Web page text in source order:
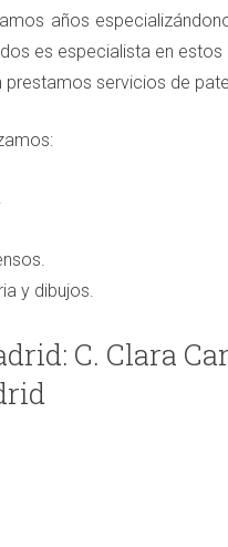
años
es especialista en
prestamos servicios de
y dibujos.
C. Clara